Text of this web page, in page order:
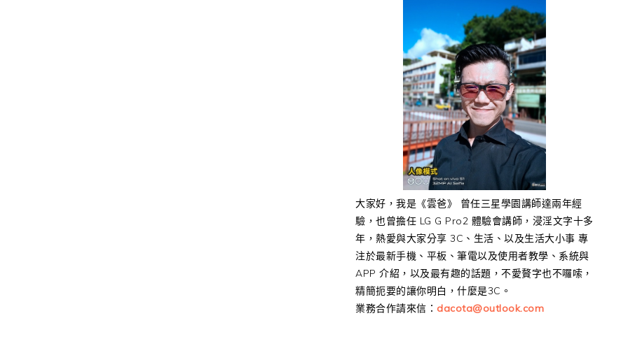
大家好，我是《雲爸》 曾任三星學園講師達兩年經
驗，也曾擔任 LG G Pro2 體驗會講師，浸淫文字十多
年，熱愛與大家分享 3C、生活、以及生活大小事 專
注於最新手機、平板、筆電以及使用者教學、系統與
APP 介紹，以及最有趣的話題，不愛贅字也不囉嗦，
精簡扼要的讓你明白，什麼是3C。
業務合作請來信： dacota@outlook.com